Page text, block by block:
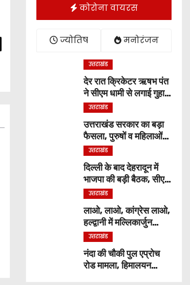
कोरोना वायरस
ज्योतिष मनोरंजन
उत्तराखंड
देर रात क्रिकेटर ऋषभ पंत
ने सीएम धामी से लगाई गुहार,
बोले ‘मुझे रहने के लिए जगह
नहीं मिल रही’
उत्तराखंड
उत्तराखंड सरकार का बड़ा
फैसला, पुरुषों व महिलाओं
को अब समान काम के लिए
समान वेतन
उत्तराखंड
दिल्ली के बाद देहरादून में
भाजपा की बड़ी बैठक, सीएम
ने कार्यकर्ताओं से किया
संवाद
उत्तराखंड
लाओ, लाओ, कांग्रेस लाओ,
हल्द्वानी में मल्लिकार्जुन
खड़गे ने भरी हुंकार, जानिये
क्या कुछ कहा
उत्तराखंड
नंदा की चौकी पुल एप्रोच
रोड मामला, हिमालयन